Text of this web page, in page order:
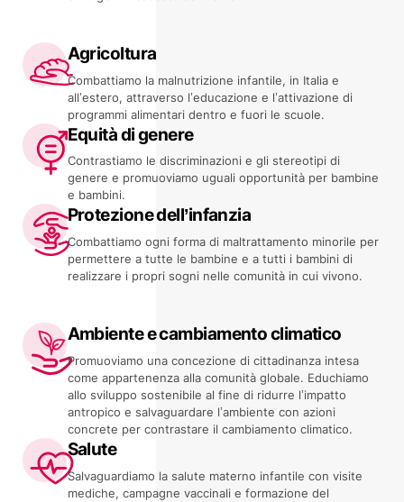
Agricoltura
Combattiamo la malnutrizione infantile, in Italia e
all’estero, attraverso l’educazione e l’attivazione di
programmi alimentari dentro e fuori le scuole.
Equità di genere
Contrastiamo le discriminazioni e gli stereotipi di
genere e promuoviamo uguali opportunità per bambine
e bambini.
Protezione dell’infanzia
Combattiamo ogni forma di maltrattamento minorile per
permettere a tutte le bambine e a tutti i bambini di
realizzare i propri sogni nelle comunità in cui vivono.
Ambiente e cambiamento climatico
Promuoviamo una concezione di cittadinanza intesa
come appartenenza alla comunità globale. Educhiamo
allo sviluppo sostenibile al fine di ridurre l’impatto
antropico e salvaguardare l’ambiente con azioni
concrete per contrastare il cambiamento climatico.
Salute
Salvaguardiamo la salute materno infantile con visite
mediche, campagne vaccinali e formazione del